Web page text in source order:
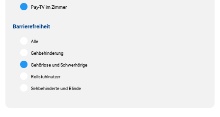
Pay-TV im Zimmer
Barrierefreiheit
Alle
Gehbehinderung
Gehörlose und Schwerhörige
Rollstuhlnutzer
Sehbehinderte und Blinde